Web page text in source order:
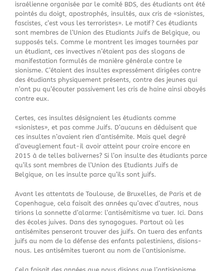
israélienne organisée par le comité BDS, des étudiants ont été
pointés du doigt, apostrophés, insultés, aux cris de «sionistes,
fascistes, c’est vous les terroristes». Le motif? Ces étudiants
sont membres de l’Union des Etudiants Juifs de Belgique, ou
supposés tels. Comme le montrent les images tournées par
un étudiant, ces invectives n’étaient pas des slogans de
manifestation formulés de manière générale contre le
sionisme. C’étaient des insultes expressément dirigées contre
des étudiants physiquement présents, contre des jeunes qui
n’ont pu qu’écouter passivement les cris de haine ainsi aboyés
contre eux.
Certes, ces insultes désignaient les étudiants comme
«sionistes», et pas comme Juifs. D’aucuns en déduisent que
ces insultes n’avaient rien d’antisémite. Mais quel degré
d’aveuglement faut-il avoir atteint pour croire encore en
2015 à de telles balivernes? Si l’on insulte des étudiants parce
qu’ils sont membres de l’Union des Etudiants Juifs de
Belgique, on les insulte parce qu’ils sont juifs.
Avant les attentats de Toulouse, de Bruxelles, de Paris et de
Copenhague, cela faisait des années qu’avec d’autres, nous
tirions la sonnette d’alarme: l’antisémitisme va tuer. Ici. Dans
des écoles juives. Dans des synagogues. Partout où les
antisémites penseront trouver des juifs. On tuera des enfants
juifs au nom de la défense des enfants palestiniens, disions-
nous. Les antisémites tueront au nom de l’antisionisme.